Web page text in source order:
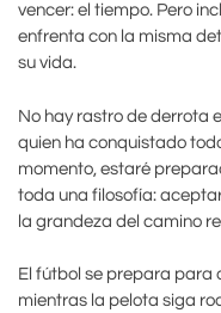
vencer: el tiempo. Pero
enfrenta con la misma
su vida.
No hay rastro de derrota
quien ha conquistado
momento, estaré
toda una filosofía:
la grandeza del camino
El fútbol se prepara para
mientras la pelota siga